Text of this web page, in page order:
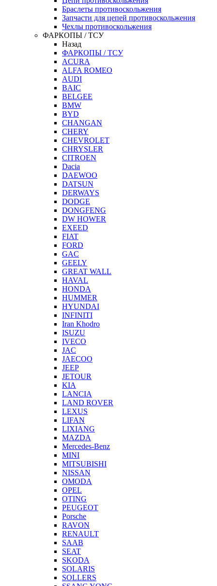
Браслеты противоскольжения
Запчасти для цепей противоскольжения
Чехлы противоскольжения
ФАРКОПЫ / ТСУ
Назад
ФАРКОПЫ / ТСУ
ACURA
ALFA ROMEO
AUDI
BAIC
BELGEE
BMW
BYD
CHANGAN
CHERY
CHEVROLET
CHRYSLER
CITROEN
Dacia
DAEWOO
DATSUN
DERWAYS
DODGE
DONGFENG
DW HOWER
EXEED
FIAT
FORD
GAC
GEELY
GREAT WALL
HAVAL
HONDA
HUMMER
HYUNDAI
INFINITI
Iran Khodro
ISUZU
IVECO
JAC
JAECOO
JEEP
JETOUR
KIA
LANCIA
LAND ROVER
LEXUS
LIFAN
LIXIANG
MAZDA
Mercedes-Benz
MINI
MITSUBISHI
NISSAN
OMODA
OPEL
OTING
PEUGEOT
Porsche
RAVON
RENAULT
SAAB
SEAT
SKODA
SOLARIS
SOLLERS